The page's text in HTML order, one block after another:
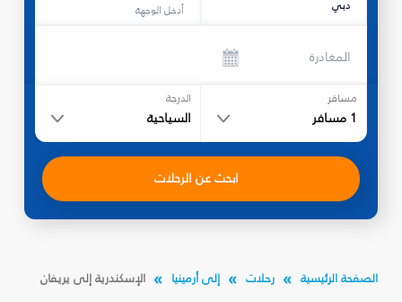
دبي أدخل الوجهة
المغادرة
مسافر
1 مسافر
الدرجة
السياحية
ابحث عن الرحلات
الصفحة الرئيسية رحلات إلى أرمينيا الإسكندرية إلى يريفان